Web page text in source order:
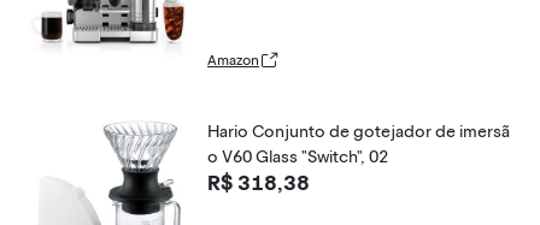
os
Amazon
Hario Conjunto de gotejador de imersã
o V60 Glass "Switch", 02
R$ 318,38